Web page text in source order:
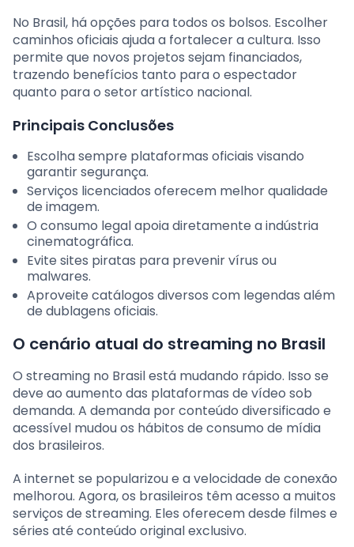
No Brasil, há opções para todos os bolsos. Escolher
caminhos oficiais ajuda a fortalecer a cultura. Isso
permite que novos projetos sejam financiados,
trazendo benefícios tanto para o espectador
quanto para o setor artístico nacional.
Principais Conclusões
Escolha sempre plataformas oficiais visando
garantir segurança.
Serviços licenciados oferecem melhor qualidade
de imagem.
O consumo legal apoia diretamente a indústria
cinematográfica.
Evite sites piratas para prevenir vírus ou
malwares.
Aproveite catálogos diversos com legendas além
de dublagens oficiais.
O cenário atual do streaming no Brasil
O streaming no Brasil está mudando rápido. Isso se
deve ao aumento das plataformas de vídeo sob
demanda. A demanda por conteúdo diversificado e
acessível mudou os hábitos de consumo de mídia
dos brasileiros.
A internet se popularizou e a velocidade de conexão
melhorou. Agora, os brasileiros têm acesso a muitos
serviços de streaming. Eles oferecem desde filmes e
séries até conteúdo original exclusivo.